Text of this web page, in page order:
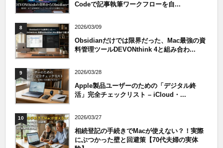
Codeで記事執筆ワークフローを自...
8 2026/03/09
Obsidianだけでは限界だった、Mac最強の資
料管理ツールDEVONthink 4と組み合わ...
9 2026/03/28
Apple製品ユーザーのための「デジタル終
活」完全チェックリスト – iCloud・...
10 2026/03/27
相続登記の手続きでMacが使えない？！実際
にぶつかった壁と回避策【70代夫婦の実体